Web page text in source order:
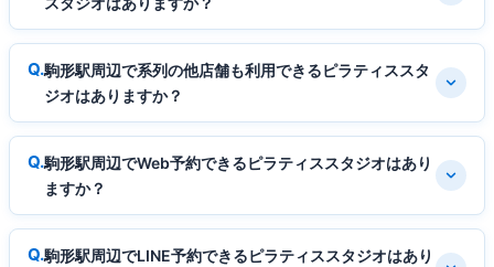
駒形駅周辺で系列の他店舗も利用できるピラティススタ
ジオはありますか？
駒形駅周辺でWeb予約できるピラティススタジオはあり
ますか？
駒形駅周辺でLINE予約できるピラティススタジオはあり